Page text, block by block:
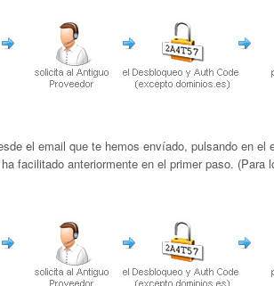
el email que te hemos envíado, pulsando en el
facilitado anteriormente en el primer paso.